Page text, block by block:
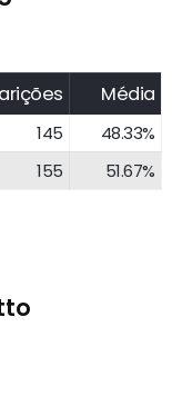
Média
145
48.33%
155 51.67%